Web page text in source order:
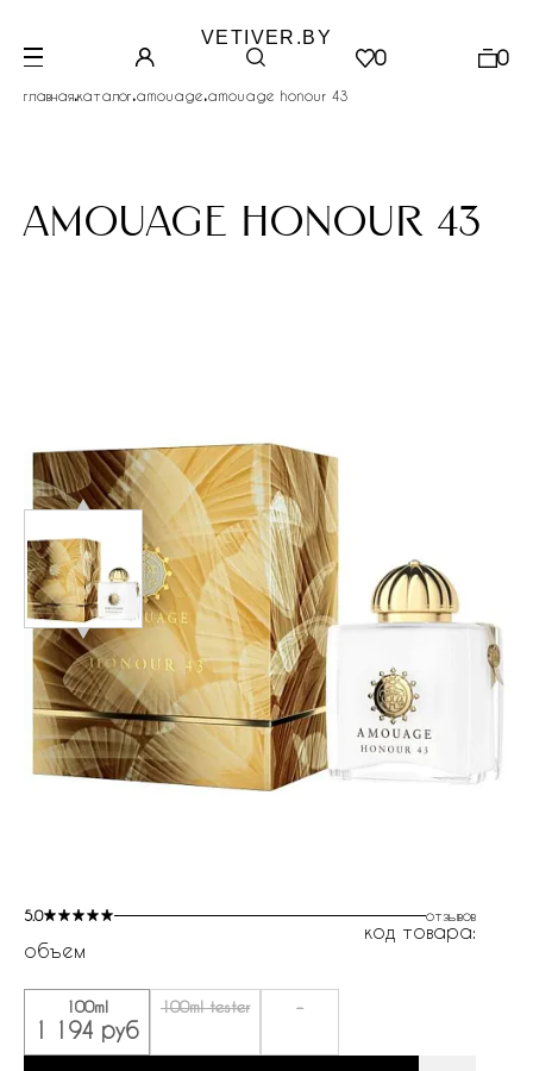
VETIVER.BY
0 0
главная.каталог.amouage.amouage honour 43
amouage honour 43
5.0 отзывов
код товара:
объем
100ml
1 194 руб
100ml tester -